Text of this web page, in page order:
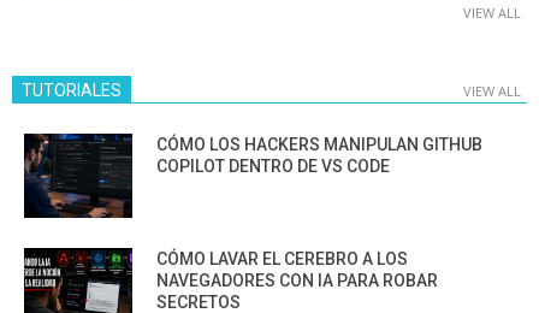
VIEW ALL
TUTORIALES VIEW ALL
CÓMO LOS HACKERS MANIPULAN GITHUB
COPILOT DENTRO DE VS CODE
CÓMO LAVAR EL CEREBRO A LOS
NAVEGADORES CON IA PARA ROBAR
SECRETOS